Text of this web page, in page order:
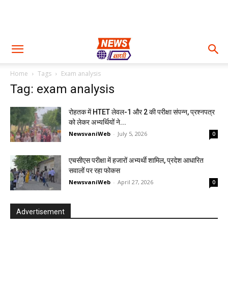
Home Tags Exam analysis
Tag: exam analysis
रोहतक में HTET लेवल-1 और 2 की परीक्षा संपन्न, प्रश्नपत्र
को लेकर अभ्यर्थियों ने...
NewsvaniWeb - July 5, 2026 0
एचसीएस परीक्षा में हजारों अभ्यर्थी शामिल, प्रदेश आधारित
सवालों पर रहा फोकस
NewsvaniWeb - April 27, 2026 0
Advertisement